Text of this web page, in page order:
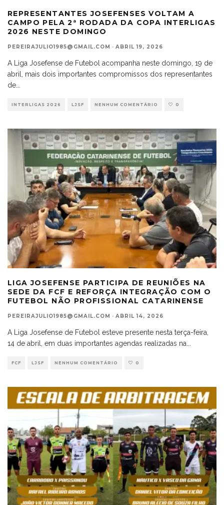
REPRESENTANTES JOSEFENSES VOLTAM A
CAMPO PELA 2ª RODADA DA COPA INTERLIGAS
2026 NESTE DOMINGO
PEREIRAJULIO1985@GMAIL.COM · ABRIL 19, 2026
A Liga Josefense de Futebol acompanha neste domingo, 19 de
abril, mais dois importantes compromissos dos representantes
de...
INTERLIGAS 2026 LJSF NENHUM COMENTÁRIO 0
LIGA JOSEFENSE PARTICIPA DE REUNIÕES NA
SEDE DA FCF E REFORÇA INTEGRAÇÃO COM O
FUTEBOL NÃO PROFISSIONAL CATARINENSE
PEREIRAJULIO1985@GMAIL.COM · ABRIL 14, 2026
A Liga Josefense de Futebol esteve presente nesta terça-feira,
14 de abril, em duas importantes agendas realizadas na
FCF LJSF NENHUM COMENTÁRIO 0